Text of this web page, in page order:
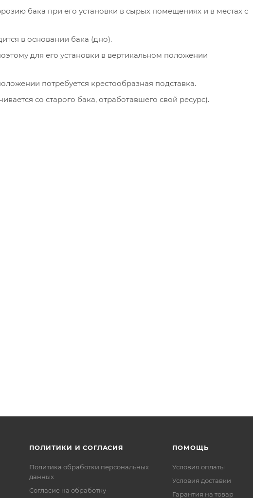
бака при его установки в сырых помещениях и в местах с
в основании бака (дно).
для его установки в вертикальном положении
потребуется крестообразная подставка.
со старого бака, отработавшего свой ресурс).
ПОЛИТИКИ И СОГЛАСИЯ
Политика обработки персональных
данных
Согласие на обработку
ПОМОЩЬ
Условия оплаты
Условия доставки
Гарантия на товар